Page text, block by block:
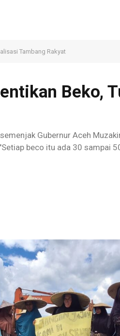
Tambang Rakyat
Beko,
Gubernur Aceh
beco itu ada 30 sampai